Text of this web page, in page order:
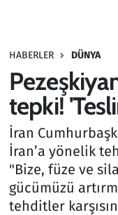
HABERLER DÜNYA
tepki!
İran
İran’a yönelik
"Bize, füze ve
gücümüzü
tehditler
Haber
Kültür Sanat
Kurumsal
Lezzet Durağı
Memur ve